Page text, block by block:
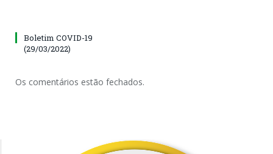
Boletim COVID-19
(29/03/2022)
Os comentários estão fechados.